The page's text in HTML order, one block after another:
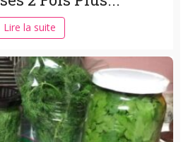
Lire la suite